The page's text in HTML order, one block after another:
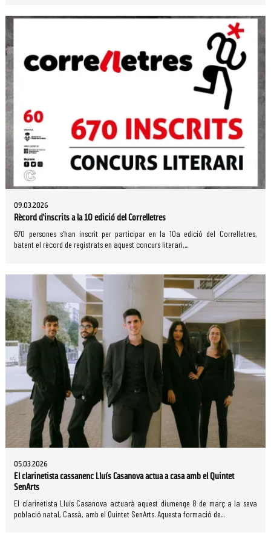
09.03.2026
Rècord d’inscrits a la 10 edició del Correlletres
670 persones s’han inscrit per participar en la 10a edició del Correlletres,
batent el rècord de registrats en aquest concurs literari,...
05.03.2026
El clarinetista cassanenc Lluís Casanova actua a casa amb el Quintet
SenArts
El clarinetista Lluís Casanova actuarà aquest diumenge 8 de març a la seva
població natal, Cassà, amb el Quintet SenArts. Aquesta formació de...